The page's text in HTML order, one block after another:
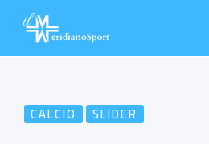
CALCIO SLIDER